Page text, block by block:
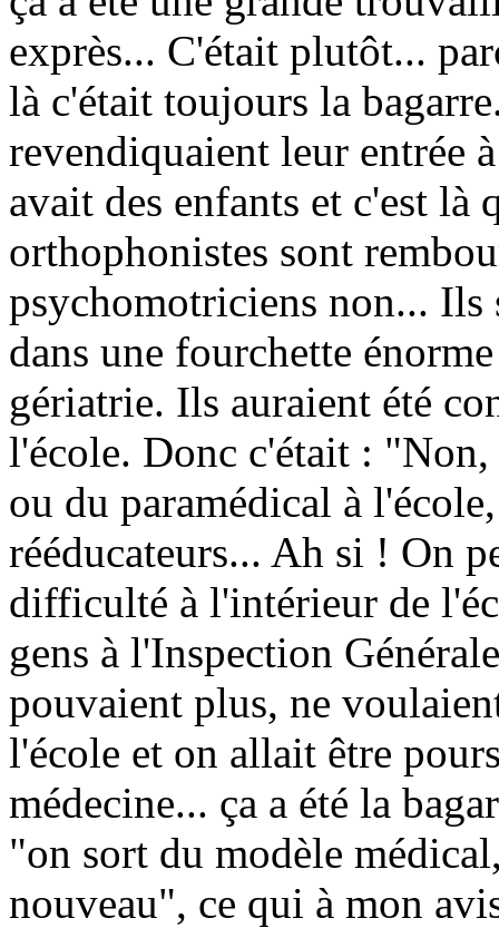
exprès... C'était plutôt...
là c'était toujours la
revendiquaient leur entrée
avait des enfants et c'est
orthophonistes sont
psychomotriciens non...
dans une fourchette
gériatrie. Ils auraient été
l'école. Donc c'était :
ou du paramédical à
rééducateurs... Ah si ! On
difficulté à l'intérieur de
gens à l'Inspection
pouvaient plus, ne
l'école et on allait être
médecine... ça a été la
"on sort du modèle
nouveau", ce qui à mon